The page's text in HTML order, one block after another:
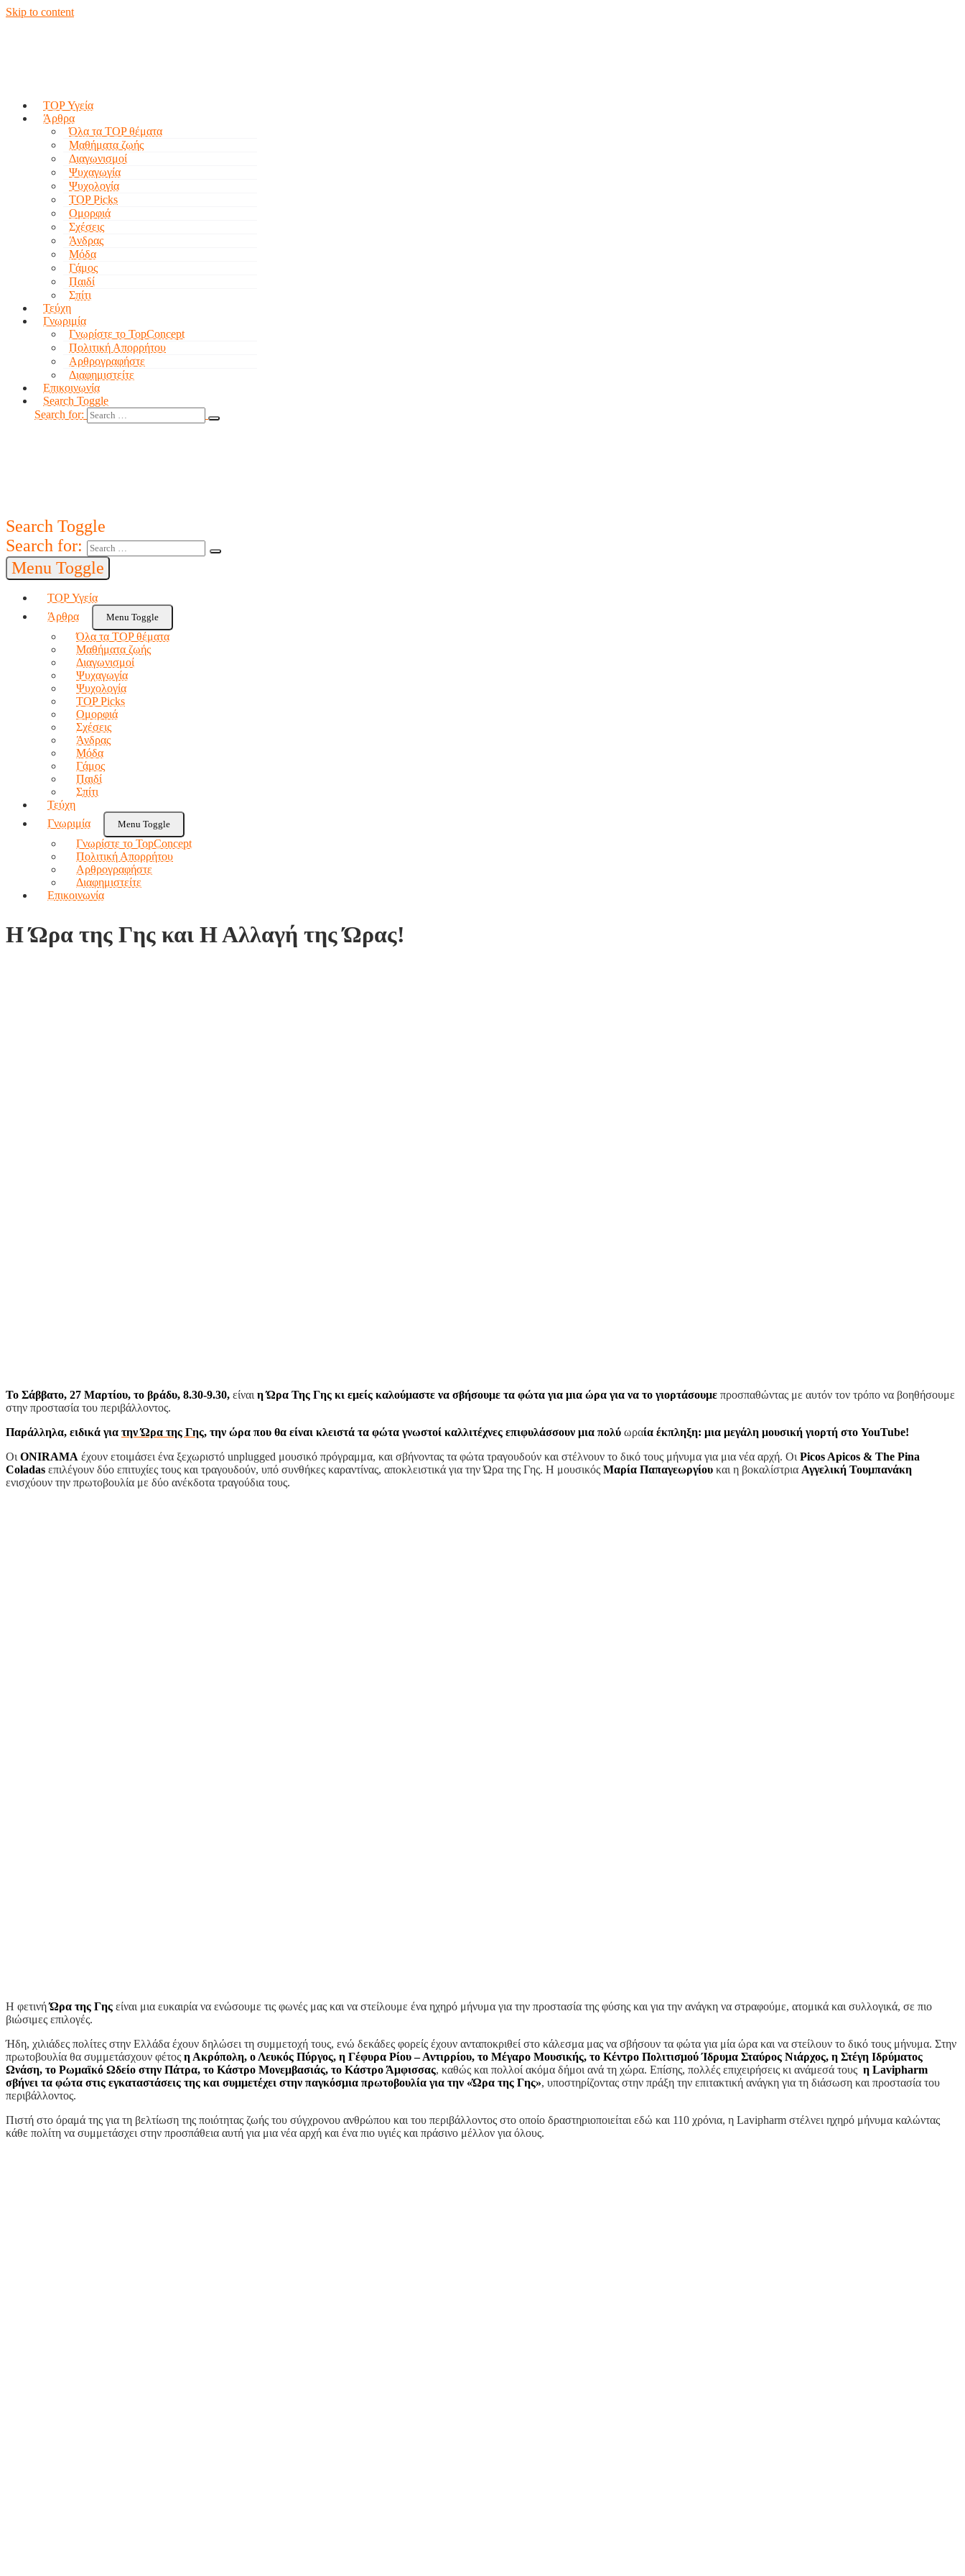
Skip to content
TOP Υγεία
Άρθρα
Όλα τα TOP θέματα
Μαθήματα ζωής
Διαγωνισμοί
Ψυχαγωγία
Ψυχολογία
TOP Picks
Ομορφιά
Σχέσεις
Άνδρας
Μόδα
Γάμος
Παιδί
Σπίτι
Τεύχη
Γνωριμία
Γνωρίστε το TopConcept
Πολιτική Απορρήτου
Αρθρογραφήστε
Διαφημιστείτε
Επικοινωνία
Search Toggle
Search for:
Search Toggle
Search for:
Menu Toggle
TOP Υγεία
Άρθρα
Menu Toggle
Όλα τα TOP θέματα
Μαθήματα ζωής
Διαγωνισμοί
Ψυχαγωγία
Ψυχολογία
TOP Picks
Ομορφιά
Σχέσεις
Άνδρας
Μόδα
Γάμος
Παιδί
Σπίτι
Τεύχη
Γνωριμία
Menu Toggle
Γνωρίστε το TopConcept
Πολιτική Απορρήτου
Αρθρογραφήστε
Διαφημιστείτε
Επικοινωνία
Η Ώρα της Γης και Η Αλλαγή της Ώρας!
Το Σάββατο, 27 Μαρτίου, το βράδυ, 8.30-9.30, είναι η Ώρα Της Γης κι εμείς καλούμαστε να σβήσουμε τα φώτα για μια ώρα για να το γιορτάσουμε προσπαθώντας με αυτόν τον τρόπο να βοηθήσουμε
στην προστασία του περιβάλλοντος.
Παράλληλα, ειδικά για την Ώρα της Γης, την ώρα που θα είναι κλειστά τα φώτα γνωστοί καλλιτέχνες επιφυλάσσουν μια πολύ ωραία έκπληξη: μια μεγάλη μουσική γιορτή στο YouTube!
Οι ONIRAMA έχουν ετοιμάσει ένα ξεχωριστό unplugged μουσικό πρόγραμμα, και σβήνοντας τα φώτα τραγουδούν και στέλνουν το δικό τους μήνυμα για μια νέα αρχή. Οι Picos Apicos & The Pina
Coladas επιλέγουν δύο επιτυχίες τους και τραγουδούν, υπό συνθήκες καραντίνας, αποκλειστικά για την Ώρα της Γης. Η μουσικός Μαρία Παπαγεωργίου και η βοκαλίστρια Αγγελική Τουμπανάκη
ενισχύουν την πρωτοβουλία με δύο ανέκδοτα τραγούδια τους.
Η φετινήΏρα της Γης είναι μια ευκαιρία να ενώσουμε τις φωνές μας και να στείλουμε ένα ηχηρό μήνυμα για την προστασία της φύσης και για την ανάγκη να στραφούμε, ατομικά και συλλογικά, σε πιο
βιώσιμες επιλογές.
Ήδη, χιλιάδες πολίτες στην Ελλάδα έχουν δηλώσει τη συμμετοχή τους, ενώ δεκάδες φορείς έχουν ανταποκριθεί στο κάλεσμα μας να σβήσουν τα φώτα για μία ώρα και να στείλουν το δικό τους μήνυμα. Στην
πρωτοβουλία θα συμμετάσχουν φέτος η Ακρόπολη, ο Λευκός Πύργος, η Γέφυρα Ρίου – Αντιρρίου, το Μέγαρο Μουσικής, το Κέντρο Πολιτισμού Ίδρυμα Σταύρος Νιάρχος, η Στέγη Ιδρύματος
Ωνάση, το Ρωμαϊκό Ωδείο στην Πάτρα, το Κάστρο Μονεμβασιάς, το Κάστρο Άμφισσας, καθώς και πολλοί ακόμα δήμοι ανά τη χώρα. Επίσης, πολλές επιχειρήσεις κι ανάμεσά τους η Lavipharm
σβήνει τα φώτα στις εγκαταστάσεις της και συμμετέχει στην παγκόσμια πρωτοβουλία για την «Ώρα της Γης», υποστηρίζοντας στην πράξη την επιτακτική ανάγκη για τη διάσωση και προστασία του
περιβάλλοντος.
Πιστή στο όραμά της για τη βελτίωση της ποιότητας ζωής του σύγχρονου ανθρώπου και του περιβάλλοντος στο οποίο δραστηριοποιείται εδώ και 110 χρόνια, η Lavipharm στέλνει ηχηρό μήνυμα καλώντας
κάθε πολίτη να συμμετάσχει στην προσπάθεια αυτή για μια νέα αρχή και ένα πιο υγιές και πράσινο μέλλον για όλους.